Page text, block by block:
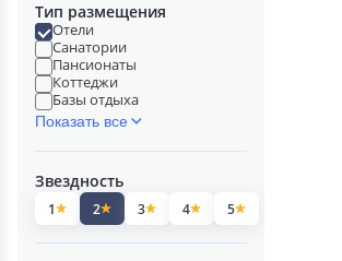
Тип размещения
Отели
Санатории
Пансионаты
Коттеджи
Базы отдыха
Показать все
Звездность
1 2 3 4 5